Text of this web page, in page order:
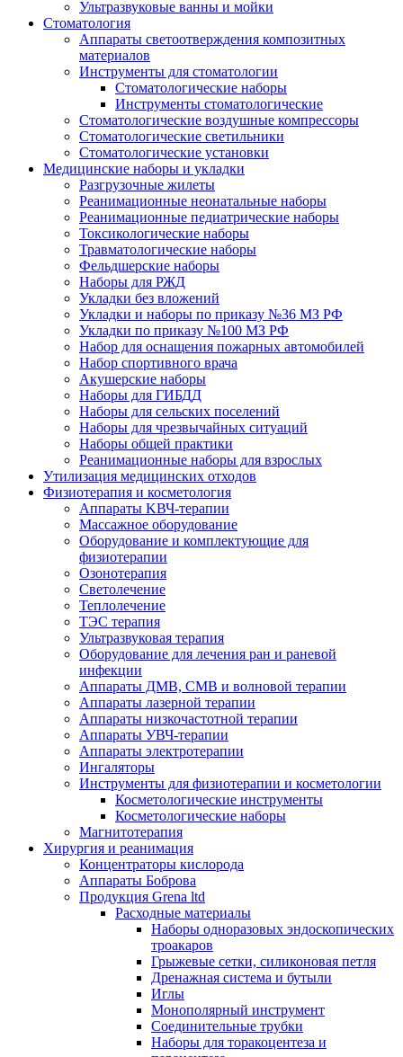
Ультразвуковые ванны и мойки
Стоматология
Аппараты светоотверждения композитных
материалов
Инструменты для стоматологии
Стоматологические наборы
Инструменты стоматологические
Стоматологические воздушные компрессоры
Стоматологические светильники
Стоматологические установки
Медицинские наборы и укладки
Разгрузочные жилеты
Реанимационные неонатальные наборы
Реанимационные педиатрические наборы
Токсикологические наборы
Травматологические наборы
Фельдшерские наборы
Наборы для РЖД
Укладки без вложений
Укладки и наборы по приказу №36 МЗ РФ
Укладки по приказу №100 МЗ РФ
Набор для оснащения пожарных автомобилей
Набор спортивного врача
Акушерские наборы
Наборы для ГИБДД
Наборы для сельских поселений
Наборы для чрезвычайных ситуаций
Наборы общей практики
Реанимационные наборы для взрослых
Утилизация медицинских отходов
Физиотерапия и косметология
Аппараты KВЧ-терапии
Массажное оборудование
Оборудование и комплектующие для
физиотерапии
Озонотерапия
Светолечение
Теплолечение
ТЭС терапия
Ультразвуковая терапия
Оборудование для лечения ран и раневой
инфекции
Аппараты ДМВ, СМВ и волновой терапии
Аппараты лазерной терапии
Аппараты низкочастотной терапии
Аппараты УВЧ-терапии
Аппараты электротерапии
Ингаляторы
Инструменты для физиотерапии и косметологии
Косметологические инструменты
Косметологические наборы
Магнитотерапия
Хирургия и реанимация
Концентраторы кислорода
Аппараты Боброва
Продукция Grena ltd
Расходные материалы
Наборы одноразовых эндоскопических
троакаров
Грыжевые сетки, силиконовая петля
Дренажная система и бутыли
Иглы
Монополярный инструмент
Соединительные трубки
Наборы для торакоцентеза и